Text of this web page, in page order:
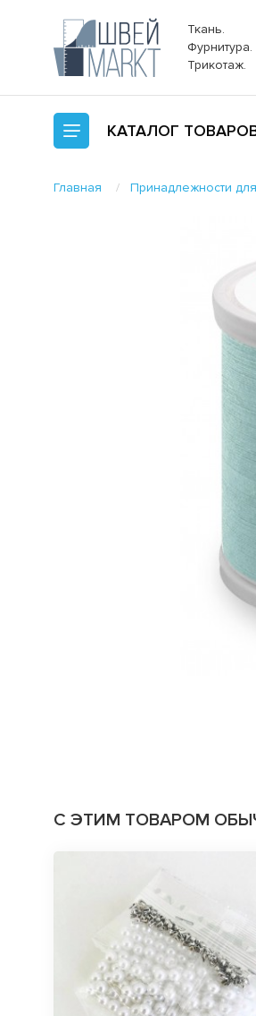
Ткань.
Фурнитура.
Трикотаж.
КАТАЛОГ
Главная Принадлежности
С ЭТИМ ТОВАРОМ